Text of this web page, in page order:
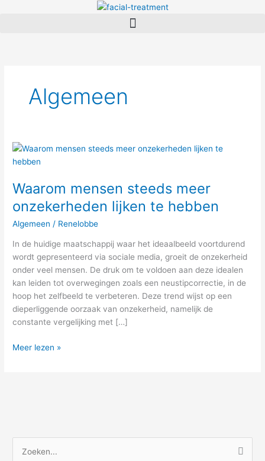
Algemeen
Waarom mensen steeds meer
onzekerheden lijken te hebben
Algemeen / Renelobbe
In de huidige maatschappij waar het ideaalbeeld voortdurend
wordt gepresenteerd via sociale media, groeit de onzekerheid
onder veel mensen. De druk om te voldoen aan deze idealen
kan leiden tot overwegingen zoals een neustipcorrectie, in de
hoop het zelfbeeld te verbeteren. Deze trend wijst op een
dieperliggende oorzaak van onzekerheid, namelijk de
constante vergelijking met […]
Waarom
mensen
meer
onzekerheden
lijken
te
hebben
Meer lezen »